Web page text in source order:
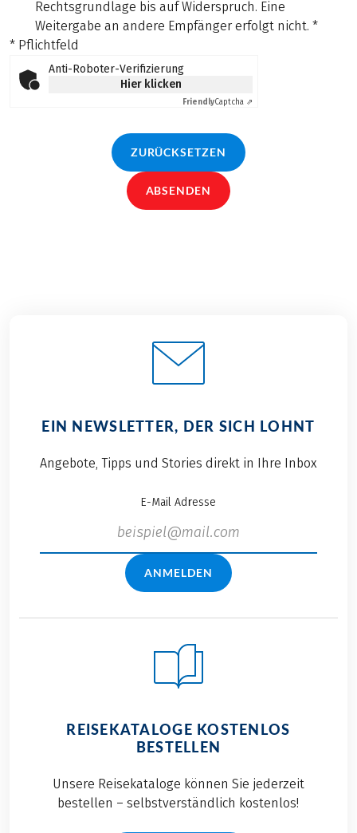
Rechtsgrundlage bis auf Widerspruch. Eine
Weitergabe an andere Empfänger erfolgt nicht. *
* Pflichtfeld
Anti-Roboter-Verifizierung
Hier klicken
FriendlyCaptcha ⇗
ZURÜCKSETZEN
ABSENDEN
EIN NEWSLETTER, DER SICH LOHNT
Angebote, Tipps und Stories direkt in Ihre Inbox
E-Mail Adresse
ANMELDEN
REISEKATALOGE KOSTENLOS
BESTELLEN
Unsere Reisekataloge können Sie jederzeit
bestellen – selbstverständlich kostenlos!